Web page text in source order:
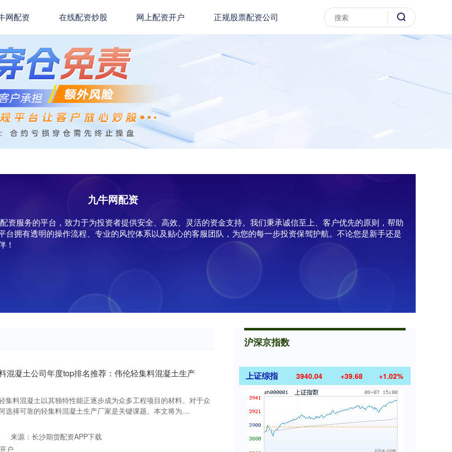
网配资 在线配资炒股 网上配资开户 正规股票配资公司
九牛网配资
资服务的平台，致力于为投资者提供安全、高效、灵活的资金支持。我们秉承诚信至上、客户优先的原则，帮助
拥有透明的操作流程、专业的风控体系以及贴心的客服团队，为您的每一步投资保驾护航。不论您是新手还是
！
混凝土公司年度top排名推荐：伟伦轻集料混凝土生产
集料混凝土以其独特性能正逐步成为众多工程项目的材料。对于众
选择可靠的轻集料混凝土生产厂家是关键课题。本文将为....
来源：长沙期货配资APP下载
户
沪深京指数
上证综指 3940.04 +39.68 +1.02%